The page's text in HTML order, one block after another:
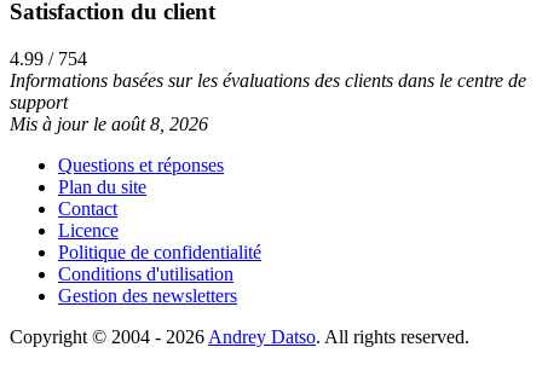
Satisfaction du client
4.99 / 754
Informations basées sur les évaluations des clients dans le centre de
support
Mis à jour le août 8, 2026
Questions et réponses
Plan du site
Contact
Licence
Politique de confidentialité
Conditions d'utilisation
Gestion des newsletters
Copyright © 2004 - 2026 Andrey Datso. All rights reserved.